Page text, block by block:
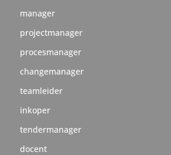
manager
projectmanager
procesmanager
changemanager
teamleider
inkoper
tendermanager
docent